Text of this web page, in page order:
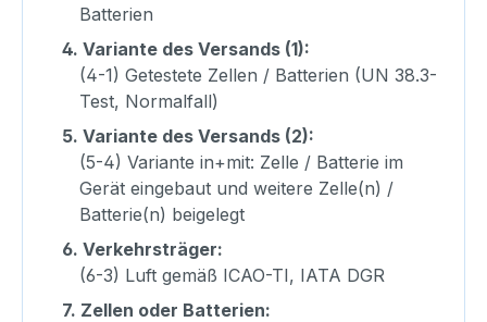
Batterien
4. Variante des Versands (1):
(4-1) Getestete Zellen / Batterien (UN 38.3-
Test, Normalfall)
5. Variante des Versands (2):
(5-4) Variante in+mit: Zelle / Batterie im
Gerät eingebaut und weitere Zelle(n) /
Batterie(n) beigelegt
6. Verkehrsträger:
(6-3) Luft gemäß ICAO-TI, IATA DGR
7. Zellen oder Batterien: